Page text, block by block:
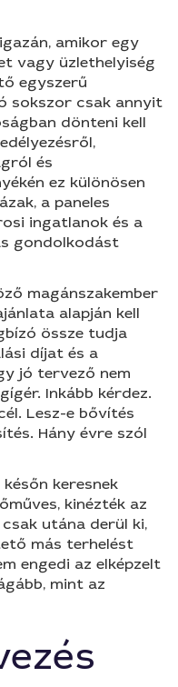
amikor egy
vagy üzlethelyiség
egyszerű
sokszor csak annyit
dönteni kell
és
ez különösen
a paneles
ingatlanok és a
gondolkodást
magánszakember
alapján kell
össze tudja
díjat és a
jó tervező nem
Inkább kérdez.
Lesz-e bővítés
Hány évre szól
keresnek
kinézték az
utána derül ki,
más terhelést
engedi az elképzelt
mint az